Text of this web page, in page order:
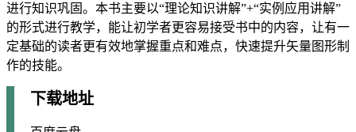
进行知识巩固。本书主要以“理论知识讲解”+“实例应用讲解”
的形式进行教学，能让初学者更容易接受书中的内容，让有一
定基础的读者更有效地掌握重点和难点，快速提升矢量图形制
作的技能。
下载地址